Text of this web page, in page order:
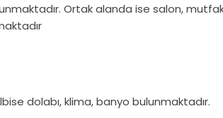
Ortak alanda ise salon,
dolabı, klima, banyo bulunmaktadır.